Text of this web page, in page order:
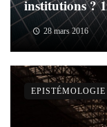
institutions ?
28 mars 2016
EPISTÉMOLOGIE